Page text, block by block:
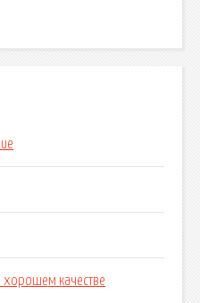
хорошем качестве